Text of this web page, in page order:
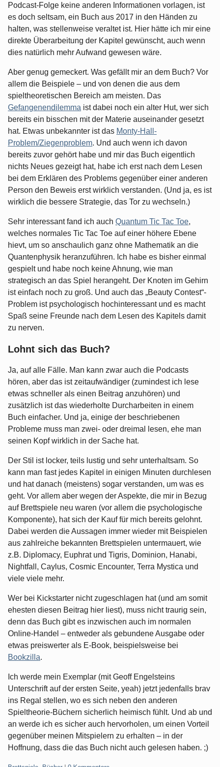
Podcast-Folge keine anderen Informationen vorlagen, ist
es doch seltsam, ein Buch aus 2017 in den Händen zu
halten, was stellenweise veraltet ist. Hier hätte ich mir eine
direkte Überarbeitung der Kapitel gewünscht, auch wenn
dies natürlich mehr Aufwand gewesen wäre.
Aber genug gemeckert. Was gefällt mir an dem Buch? Vor
allem die Beispiele – und von denen die aus dem
spieltheoretischen Bereich am meisten. Das
Gefangenendilemma ist dabei noch ein alter Hut, wer sich
bereits ein bisschen mit der Materie auseinander gesetzt
hat. Etwas unbekannter ist das Monty-Hall-
Problem/Ziegenproblem. Und auch wenn ich davon
bereits zuvor gehört habe und mir das Buch eigentlich
nichts Neues gezeigt hat, habe ich erst nach dem Lesen
bei dem Erklären des Problems gegenüber einer anderen
Person den Beweis erst wirklich verstanden. (Und ja, es ist
wirklich die bessere Strategie, das Tor zu wechseln.)
Sehr interessant fand ich auch Quantum Tic Tac Toe,
welches normales Tic Tac Toe auf einer höhere Ebene
hievt, um so anschaulich ganz ohne Mathematik an die
Quantenphysik heranzuführen. Ich habe es bisher einmal
gespielt und habe noch keine Ahnung, wie man
strategisch an das Spiel herangeht. Der Knoten im Gehirn
ist einfach noch zu groß. Und auch das „Beauty Contest“-
Problem ist psychologisch hochinteressant und es macht
Spaß seine Freunde nach dem Lesen des Kapitels damit
zu nerven.
Lohnt sich das Buch?
Ja, auf alle Fälle. Man kann zwar auch die Podcasts
hören, aber das ist zeitaufwändiger (zumindest ich lese
etwas schneller als einen Beitrag anzuhören) und
zusätzlich ist das wiederholte Durcharbeiten in einem
Buch einfacher. Und ja, einige der beschriebenen
Probleme muss man zwei- oder dreimal lesen, ehe man
seinen Kopf wirklich in der Sache hat.
Der Stil ist locker, teils lustig und sehr unterhaltsam. So
kann man fast jedes Kapitel in einigen Minuten durchlesen
und hat danach (meistens) sogar verstanden, um was es
geht. Vor allem aber wegen der Aspekte, die mir in Bezug
auf Brettspiele neu waren (vor allem die psychologische
Komponente), hat sich der Kauf für mich bereits gelohnt.
Dabei werden die Aussagen immer wieder mit Beispielen
aus zahlreiche bekannten Brettspielen untermauert, wie
z.B. Diplomacy, Euphrat und Tigris, Dominion, Hanabi,
Nightfall, Caylus, Cosmic Encounter, Terra Mystica und
viele viele mehr.
Wer bei Kickstarter nicht zugeschlagen hat (und am somit
ehesten diesen Beitrag hier liest), muss nicht traurig sein,
denn das Buch gibt es inzwischen auch im normalen
Online-Handel – entweder als gebundene Ausgabe oder
etwas preiswerter als E-Book, beispielsweise bei
Bookzilla.
Ich werde mein Exemplar (mit Geoff Engelsteins
Unterschrift auf der ersten Seite, yeah) jetzt jedenfalls brav
ins Regal stellen, wo es sich neben den anderen
Spieltheorie-Büchern sicherlich heimisch fühlt. Und ab und
an werde ich es sicher auch hervorholen, um einen Vorteil
gegenüber meinen Mitspielern zu erhalten – in der
Hoffnung, dass die das Buch nicht auch gelesen haben. ;)